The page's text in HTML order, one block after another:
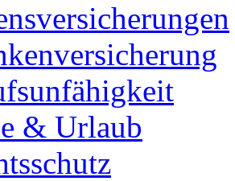
& Urlaub